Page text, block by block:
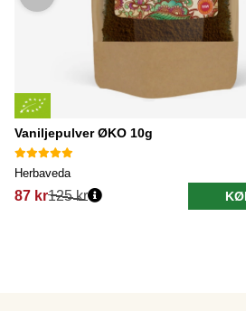
Vaniljepulver ØKO 10g
Herbaveda
87 kr125 kr